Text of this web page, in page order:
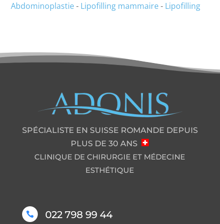
Abdominoplastie- Lipofilling mammaire- Lipofilling
SPÉCIALISTE EN SUISSE ROMANDE DEPUIS
PLUS DE 30 ANS
CLINIQUE DE CHIRURGIE ET MÉDECINE
ESTHÉTIQUE
 022 798 99 44